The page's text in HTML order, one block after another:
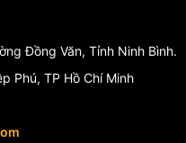
Tế
Đồng Văn, Tỉnh Ninh Bình.
Phú, TP Hồ Chí Minh